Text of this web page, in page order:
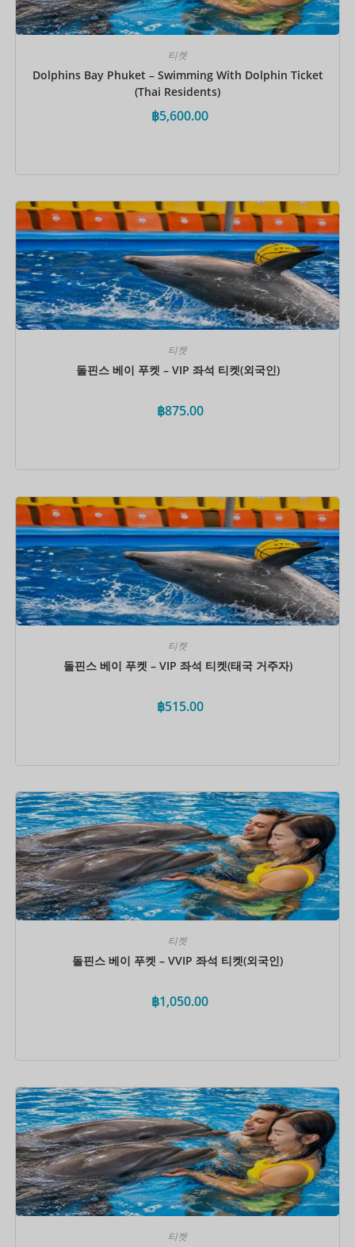
티켓
Dolphins Bay Phuket – Swimming With Dolphin Ticket
(Thai Residents)
฿5,600.00
지금 예약하세요
티켓
돌핀스 베이 푸켓 – VIP 좌석 티켓(외국인)
฿875.00
지금 예약하세요
티켓
돌핀스 베이 푸켓 – VIP 좌석 티켓(태국 거주자)
฿515.00
지금 예약하세요
티켓
돌핀스 베이 푸켓 – VVIP 좌석 티켓(외국인)
฿1,050.00
지금 예약하세요
티켓